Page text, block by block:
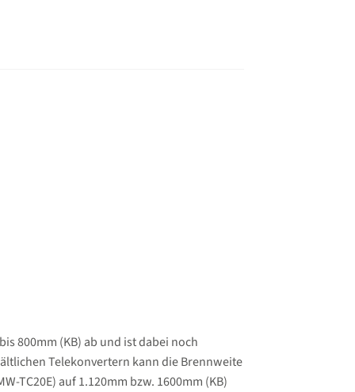
800mm (KB) ab und ist dabei noch
Telekonvertern kann die Brennweite
TC20E) auf 1.120mm bzw. 1600mm (KB)